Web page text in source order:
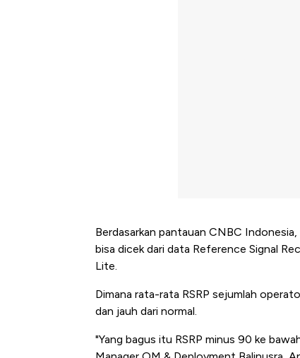
Berdasarkan pantauan CNBC
bisa dicek dari data Reference Signal
Lite.
Dimana rata-rata RSRP sejumlah
dan jauh dari normal.
"Yang bagus itu RSRP minus 90 ke